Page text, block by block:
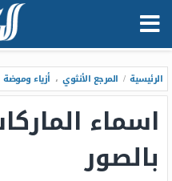
الرئيسية / المرجع الأنثوي ، أزياء وموضة
اسماء
بالصور